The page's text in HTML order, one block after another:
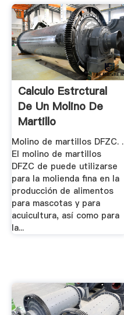
Calculo Estrctural
De Un Molino De
Martillo
Molino de martillos DFZC. .
El molino de martillos
DFZC de puede utilizarse
para la molienda fina en la
producción de alimentos
para mascotas y para
acuicultura, así como para
la...